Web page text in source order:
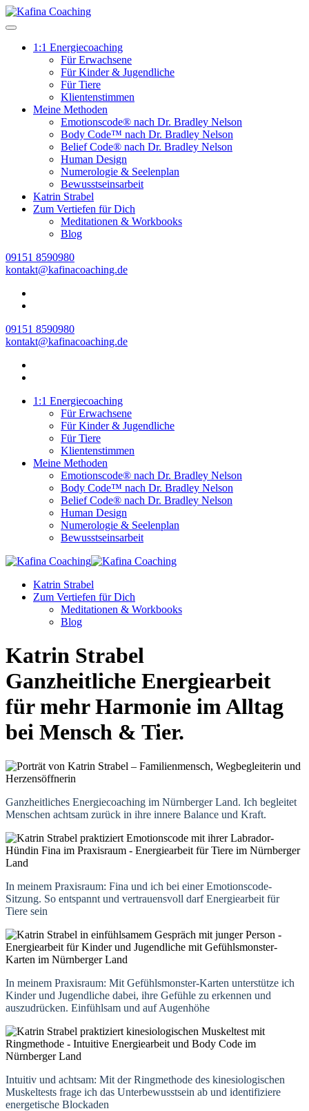
1:1 Energiecoaching
Für Erwachsene
Für Kinder & Jugendliche
Für Tiere
Klientenstimmen
Meine Methoden
Emotionscode® nach Dr. Bradley Nelson
Body Code™ nach Dr. Bradley Nelson
Belief Code® nach Dr. Bradley Nelson
Human Design
Numerologie & Seelenplan
Bewusstseinsarbeit
Katrin Strabel
Zum Vertiefen für Dich
Meditationen & Workbooks
Blog
09151 8590980
kontakt@kafinacoaching.de
09151 8590980
kontakt@kafinacoaching.de
1:1 Energiecoaching
Für Erwachsene
Für Kinder & Jugendliche
Für Tiere
Klientenstimmen
Meine Methoden
Emotionscode® nach Dr. Bradley Nelson
Body Code™ nach Dr. Bradley Nelson
Belief Code® nach Dr. Bradley Nelson
Human Design
Numerologie & Seelenplan
Bewusstseinsarbeit
Katrin Strabel
Zum Vertiefen für Dich
Meditationen & Workbooks
Blog
Katrin Strabel
Ganzheitliche Energiearbeit
für mehr Harmonie im Alltag
bei Mensch & Tier.
Ganzheitliches Energiecoaching im Nürnberger Land. Ich begleitet
Menschen achtsam zurück in ihre innere Balance und Kraft.
In meinem Praxisraum: Fina und ich bei einer Emotionscode-
Sitzung. So entspannt und vertrauensvoll darf Energiearbeit für
Tiere sein
In meinem Praxisraum: Mit Gefühlsmonster-Karten unterstütze ich
Kinder und Jugendliche dabei, ihre Gefühle zu erkennen und
auszudrücken. Einfühlsam und auf Augenhöhe
Intuitiv und achtsam: Mit der Ringmethode des kinesiologischen
Muskeltests frage ich das Unterbewusstsein ab und identifiziere
energetische Blockaden